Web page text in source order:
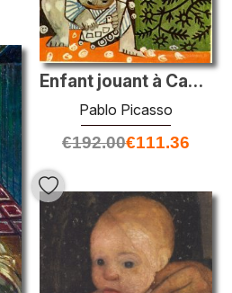
Enfant jouant à Camomilles
Pablo Picasso
€192.00€111.36